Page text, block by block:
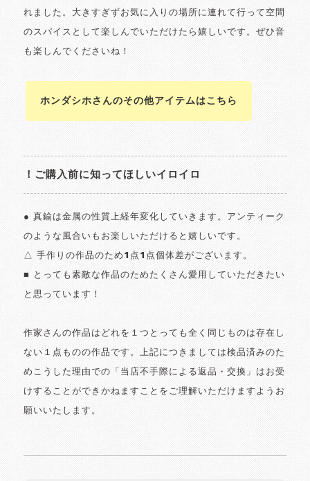
れました。大きすぎずお気に入りの場所に連れて行って空間
のスパイスとして楽しんでいただけたら嬉しいです。ぜひ音
も楽しんでくださいね！
ホンダシホさんのその他アイテムはこちら
！ご購入前に知ってほしいイロイロ
● 真鍮は金属の性質上経年変化していきます。アンティーク
のような風合いもお楽しいただけると嬉しいです。
△ 手作りの作品のため1点1点個体差がございます。
■ とっても素敵な作品のためたくさん愛用していただきたい
と思っています！
作家さんの作品はどれを１つとっても全く同じものは存在し
ない１点ものの作品です。上記につきましては検品済みのた
めこうした理由での「当店不手際による返品・交換」はお受
けすることができかねますことをご理解いただけますようお
願いいたします。